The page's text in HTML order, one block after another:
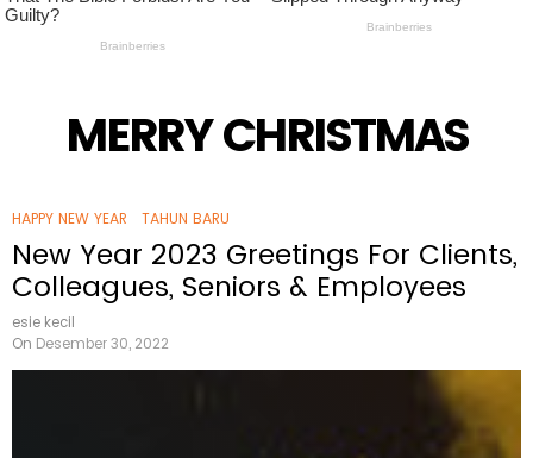
MERRY CHRISTMAS
HAPPY NEW YEAR TAHUN BARU
New Year 2023 Greetings For Clients,
Colleagues, Seniors & Employees
esie kecil
On Desember 30, 2022